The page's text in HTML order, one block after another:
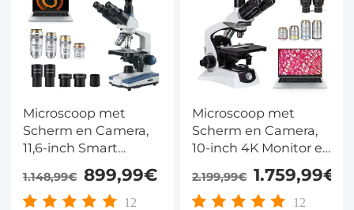
Microscoop met
Scherm en Camera,
11,6-inch Smart
Display en 40x-2500x
Vergroting voor
Onderwijs,
1.148,99€ 899,99€
12
Microscoop met
Scherm en Camera,
10-inch 4K Monitor en
40x-1000x Vergroting
voor Professionals in
Laboratorium en
2.199,99€ 1.759,99€
12